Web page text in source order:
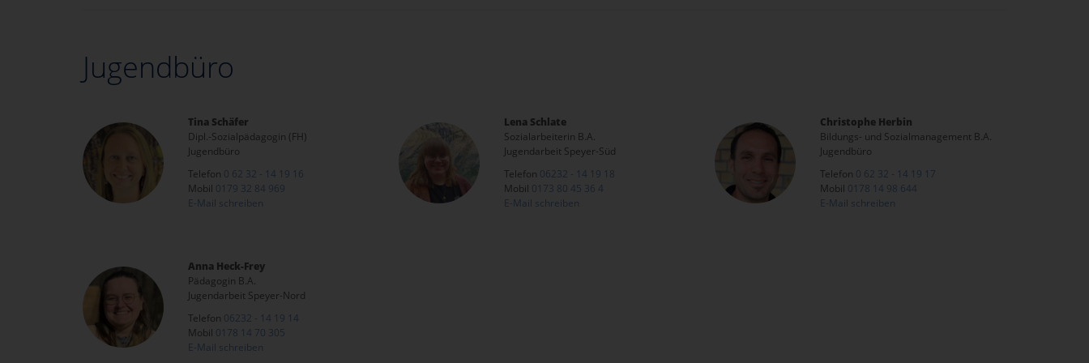
Jugendbüro
Tina Schäfer
Dipl.-Sozialpädagogin (FH)
Jugendbüro
Telefon 0 62 32 - 14 19 16
Mobil 0179 32 84 969
E-Mail schreiben
Lena Schlate
Sozialarbeiterin B.A.
Jugendarbeit Speyer-Süd
Telefon 06232 - 14 19 18
Mobil 0173 80 45 36 4
E-Mail schreiben
Christophe Herbin
Bildungs- und Sozialmanagement B.A.
Jugendbüro
Telefon 0 62 32 - 14 19 17
Mobil 0178 14 98 644
E-Mail schreiben
Anna Heck-Frey
Pädagogin B.A.
Jugendarbeit Speyer-Nord
Telefon 06232 - 14 19 14
Mobil 0178 14 70 305
E-Mail schreiben